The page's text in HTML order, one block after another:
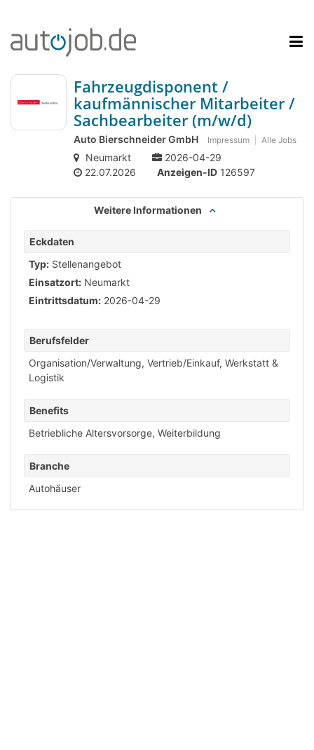
Fahrzeugdisponent /
kaufmännischer Mitarbeiter /
Sachbearbeiter (m/w/d)
Auto Bierschneider GmbH Impressum Alle Jobs
Neumarkt
2026-04-29
22.07.2026
Anzeigen-ID 126597
Weitere Informationen
Eckdaten
Typ: Stellenangebot
Einsatzort: Neumarkt
Eintrittsdatum: 2026-04-29
Berufsfelder
Organisation/Verwaltung, Vertrieb/Einkauf, Werkstatt &
Logistik
Benefits
Betriebliche Altersvorsorge, Weiterbildung
Branche
Autohäuser